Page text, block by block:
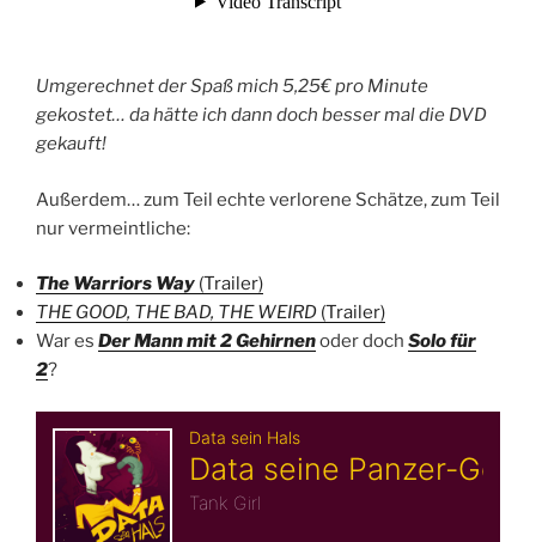
Umgerechnet der Spaß mich 5,25€ pro Minute
gekostet… da hätte ich dann doch besser mal die DVD
gekauft!
Außerdem… zum Teil echte verlorene Schätze, zum Teil
nur vermeintliche:
The Warriors Way (Trailer)
THE GOOD, THE BAD, THE WEIRD (Trailer)
War es Der Mann mit 2 Gehirnenoder doch Solo für
2?